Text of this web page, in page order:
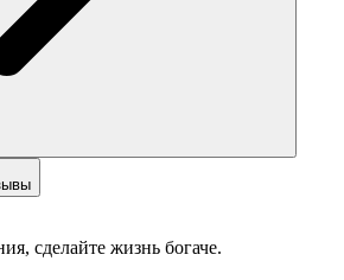
сделайте жизнь богаче.